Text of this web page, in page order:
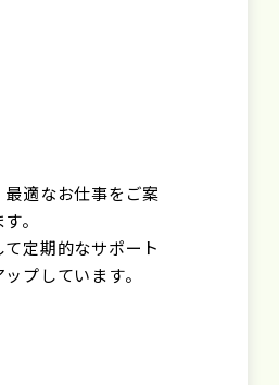
適なお仕事をご案
。
定期的なサポート
プしています。